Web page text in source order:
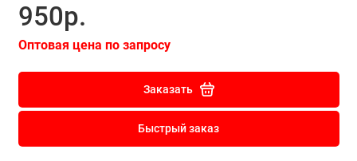
950р.
Оптовая цена по запросу
Заказать
Быстрый заказ